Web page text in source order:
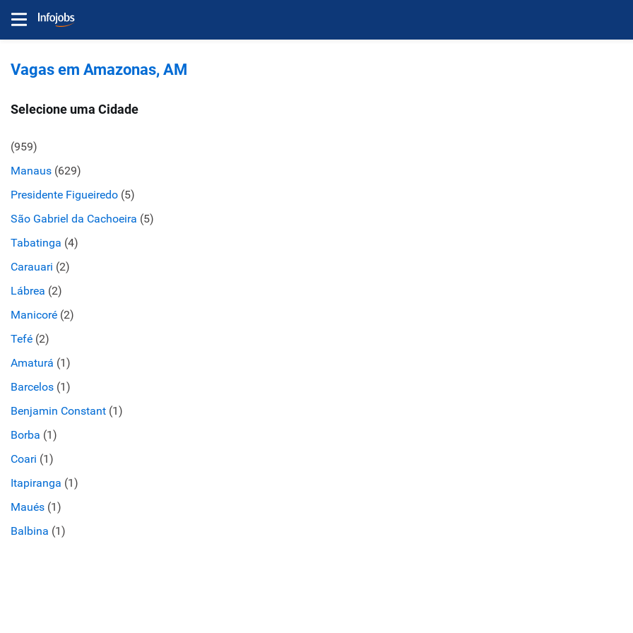
Vagas em Amazonas, AM
Selecione uma Cidade
(959)
Manaus (629)
Presidente Figueiredo (5)
São Gabriel da Cachoeira (5)
Tabatinga (4)
Carauari (2)
Lábrea (2)
Manicoré (2)
Tefé (2)
Amaturá (1)
Barcelos (1)
Benjamin Constant (1)
Borba (1)
Coari (1)
Itapiranga (1)
Maués (1)
Balbina (1)